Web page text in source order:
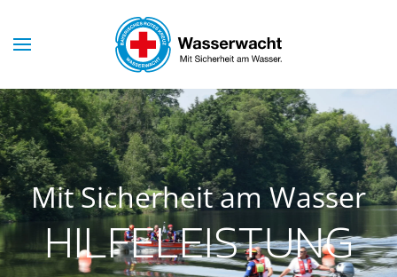
Skip to main content
Mit Sicherheit am Wasser
HILFELEISTUNG